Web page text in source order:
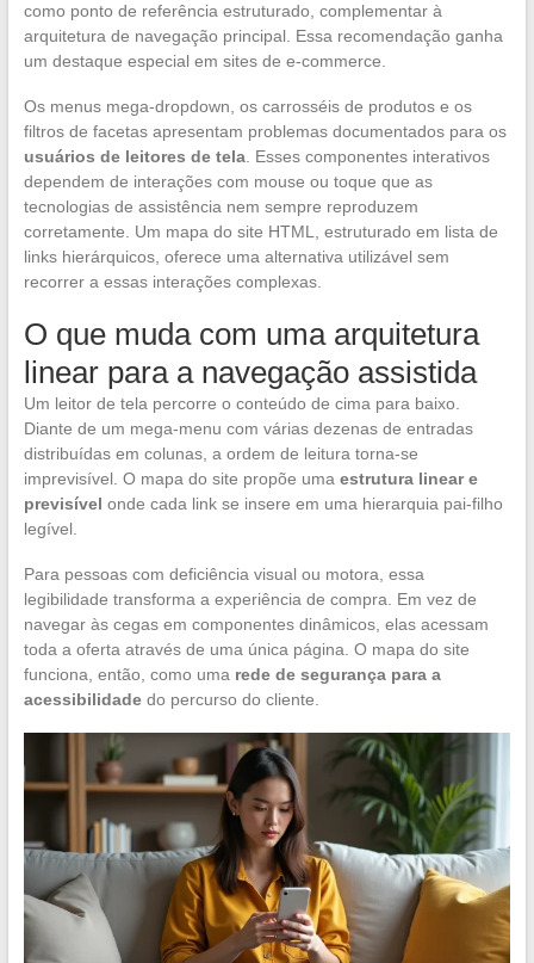
como ponto de referência estruturado, complementar à
arquitetura de navegação principal. Essa recomendação ganha
um destaque especial em sites de e-commerce.
Os menus mega-dropdown, os carrosséis de produtos e os
filtros de facetas apresentam problemas documentados para os
usuários de leitores de tela. Esses componentes interativos
dependem de interações com mouse ou toque que as
tecnologias de assistência nem sempre reproduzem
corretamente. Um mapa do site HTML, estruturado em lista de
links hierárquicos, oferece uma alternativa utilizável sem
recorrer a essas interações complexas.
O que muda com uma arquitetura
linear para a navegação assistida
Um leitor de tela percorre o conteúdo de cima para baixo.
Diante de um mega-menu com várias dezenas de entradas
distribuídas em colunas, a ordem de leitura torna-se
imprevisível. O mapa do site propõe uma estrutura linear e
previsível onde cada link se insere em uma hierarquia pai-filho
legível.
Para pessoas com deficiência visual ou motora, essa
legibilidade transforma a experiência de compra. Em vez de
navegar às cegas em componentes dinâmicos, elas acessam
toda a oferta através de uma única página. O mapa do site
funciona, então, como uma rede de segurança para a
acessibilidadedo percurso do cliente.